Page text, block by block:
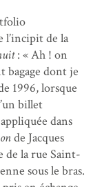
l’incipit de la
: « Ah ! on
bagage dont je
1996, lorsque
billet
dans
de Jacques
de la rue Saint-
sous le bras.